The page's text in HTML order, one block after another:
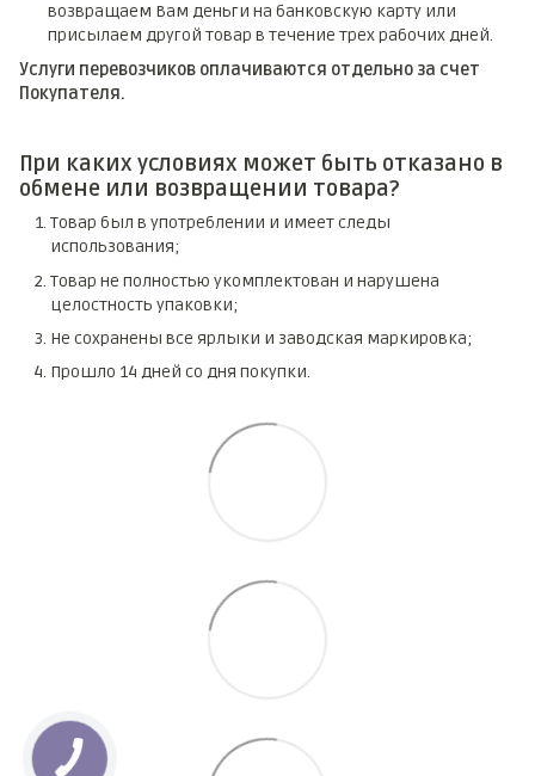
возвращаем Вам деньги на банковскую карту или
присылаем другой товар в течение трех рабочих дней.
Услуги перевозчиков оплачиваются отдельно за счет
Покупателя.
При каких условиях может быть отказано в
обмене или возвращении товара?
Товар был в употреблении и имеет следы
использования;
Товар не полностью укомплектован и нарушена
целостность упаковки;
Не сохранены все ярлыки и заводская маркировка;
Прошло 14 дней со дня покупки.